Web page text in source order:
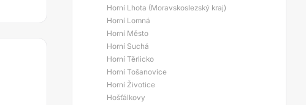
Horní Lhota (Moravskoslezský kraj)
Horní Lomná
Horní Město
Horní Suchá
Horní Těrlicko
Horní Tošanovice
Horní Životice
Hošťálkovy